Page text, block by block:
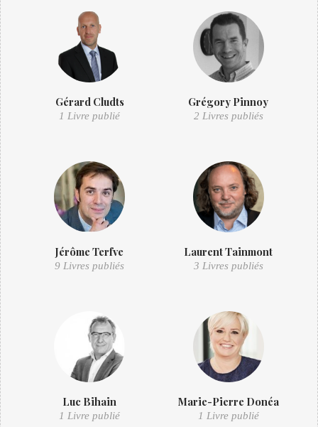
Gérard Cludts
1 Livre publié
Grégory Pinnoy
2 Livres publiés
Jérôme Terfve
9 Livres publiés
Laurent Tainmont
3 Livres publiés
Luc Bihain
1 Livre publié
Marie-Pierre Donéa
1 Livre publié